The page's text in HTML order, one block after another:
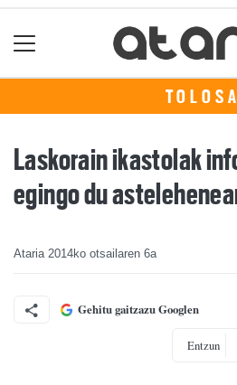
TOLOSA
Laskorain ikastolak
egingo du
Ataria 2014ko otsailaren 6a
Gehitu gaitzazu Googlen
Entzun